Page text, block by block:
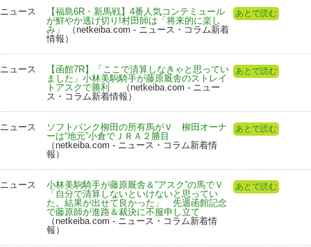
ニュース
【福島6R・新馬戦】4番人気コンテミュール
が鮮やか逃げ切り!村田師は「将来的に楽し
み」
（netkeiba.com - ニュース・コラム新着
情報）
あとで読む
ニュース
【函館7R】「ここで清算しなきゃと思ってい
ました」小林美駒騎手が藤原厩舎のストレイ
トアスクで勝利
（netkeiba.com - ニュー
ス・コラム新着情報）
あとで読む
ニュース
ソフトバンク柳田の所有馬がＶ 柳田オーナ
ーは“地元”小倉でＪＲＡ２勝目
（netkeiba.com - ニュース・コラム新着情
報）
あとで読む
ニュース
小林美駒騎手が藤原厩舎＆“アスク”の馬でＶ
「自分で清算しないといけないと思ってい
た。結果が出せて良かった」 先週函館記念
で藤原師が進路＆裁決に不服申し立て
（netkeiba.com - ニュース・コラム新着情
報）
あとで読む